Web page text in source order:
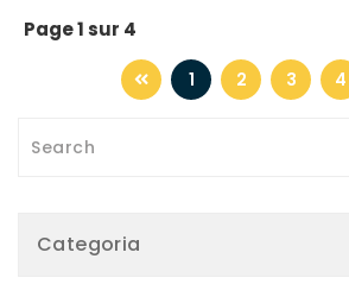
Page 1 sur 4
1 2 3 4
Categoria